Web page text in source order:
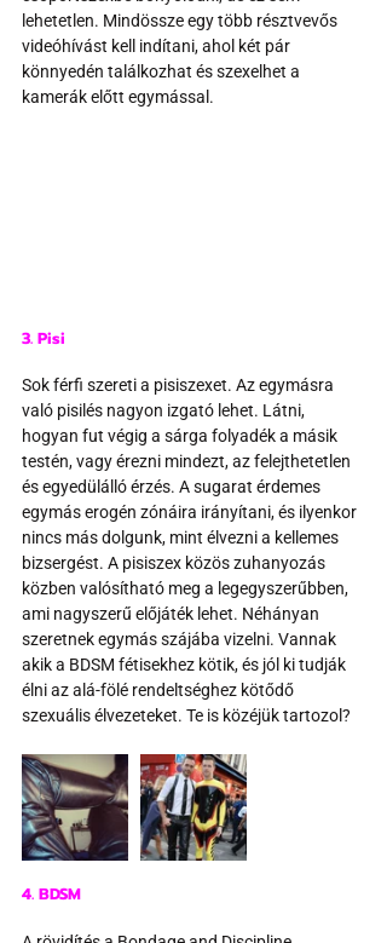
lehetetlen. Mindössze egy több résztvevős
videóhívást kell indítani, ahol két pár
könnyedén találkozhat és szexelhet a
kamerák előtt egymással.
3. Pisi
Sok férfi szereti a pisiszexet. Az egymásra
való pisilés nagyon izgató lehet. Látni,
hogyan fut végig a sárga folyadék a másik
testén, vagy érezni mindezt, az felejthetetlen
és egyedülálló érzés. A sugarat érdemes
egymás erogén zónáira irányítani, és ilyenkor
nincs más dolgunk, mint élvezni a kellemes
bizsergést. A pisiszex közös zuhanyozás
közben valósítható meg a legegyszerűbben,
ami nagyszerű előjáték lehet. Néhányan
szeretnek egymás szájába vizelni. Vannak
akik a BDSM fétisekhez kötik, és jól ki tudják
élni az alá-fölé rendeltséghez kötődő
szexuális élvezeteket. Te is közéjük tartozol?
4. BDSM